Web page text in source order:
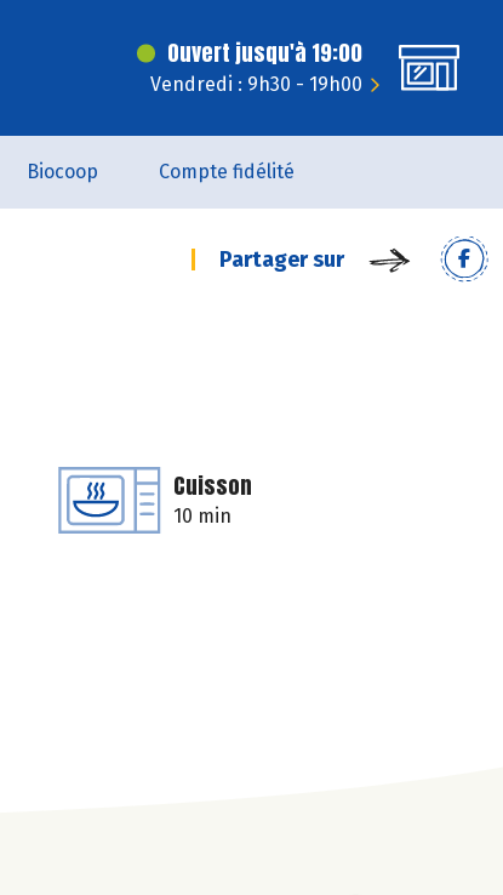
Ouvert jusqu'à 19:00
Vendredi : 9h30 - 19h00
Biocoop Compte fidélité
Partager sur
Cuisson
10 min